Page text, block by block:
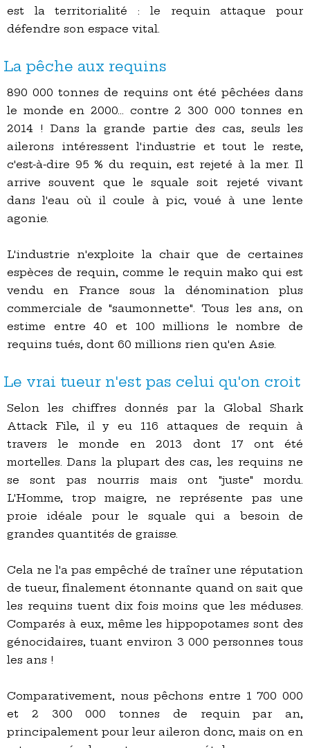
est la territorialité : le requin attaque pour
défendre son espace vital.
La pêche aux requins
890 000 tonnes de requins ont été pêchées dans
le monde en 2000... contre 2 300 000 tonnes en
2014 ! Dans la grande partie des cas, seuls les
ailerons intéressent l'industrie et tout le reste,
c'est-à-dire 95 % du requin, est rejeté à la mer. Il
arrive souvent que le squale soit rejeté vivant
dans l'eau où il coule à pic, voué à une lente
agonie.
L'industrie n'exploite la chair que de certaines
espèces de requin, comme le requin mako qui est
vendu en France sous la dénomination plus
commerciale de "saumonnette". Tous les ans, on
estime entre 40 et 100 millions le nombre de
requins tués, dont 60 millions rien qu'en Asie.
Le vrai tueur n'est pas celui qu'on croit
Selon les chiffres donnés par la Global Shark
Attack File, il y eu 116 attaques de requin à
travers le monde en 2013 dont 17 ont été
mortelles. Dans la plupart des cas, les requins ne
se sont pas nourris mais ont "juste" mordu.
L'Homme, trop maigre, ne représente pas une
proie idéale pour le squale qui a besoin de
grandes quantités de graisse.
Cela ne l'a pas empêché de traîner une réputation
de tueur, finalement étonnante quand on sait que
les requins tuent dix fois moins que les méduses.
Comparés à eux, même les hippopotames sont des
génocidaires, tuant environ 3 000 personnes tous
les ans !
Comparativement, nous pêchons entre 1 700 000
et 2 300 000 tonnes de requin par an,
principalement pour leur aileron donc, mais on en